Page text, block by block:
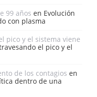
99 años en Evolución
con plasma
pico y el sistema viene
el pico y el
de los contagios en
dentro de una